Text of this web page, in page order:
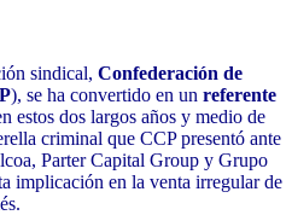
sindical, Confederación de
), se ha convertido en un referente
estos dos largos años y medio de
criminal que CCP presentó ante
Parter Capital Group y Grupo
implicación en la venta irregular de